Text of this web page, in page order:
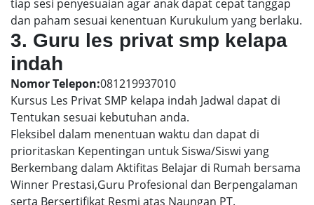
tiap sesi penyesuaian agar anak dapat cepat tanggap
dan paham sesuai kenentuan Kurukulum yang berlaku.
3. Guru les privat smp kelapa
indah
Nomor Telepon:081219937010
Kursus Les Privat SMP kelapa indah Jadwal dapat di
Tentukan sesuai kebutuhan anda.
Fleksibel dalam menentuan waktu dan dapat di
prioritaskan Kepentingan untuk Siswa/Siswi yang
Berkembang dalam Aktifitas Belajar di Rumah bersama
Winner Prestasi,Guru Profesional dan Berpengalaman
serta Bersertifikat Resmi atas Naungan PT.